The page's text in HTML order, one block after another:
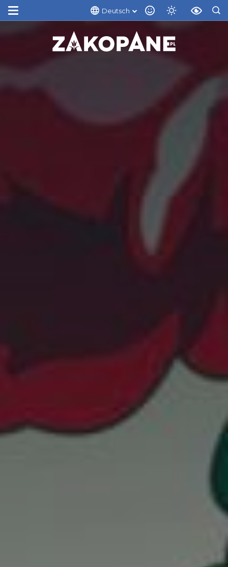
Deutsch